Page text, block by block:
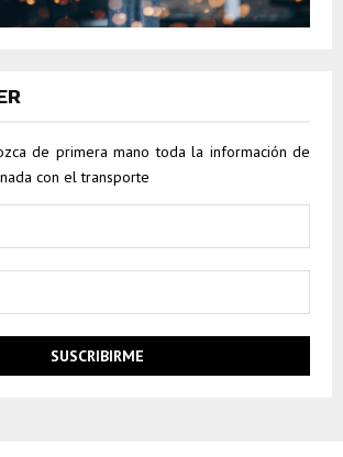
de primera mano toda la información de
con el transporte